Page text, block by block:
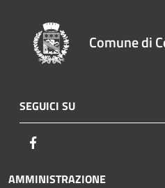
Comune di
SEGUICI SU
AMMINISTRAZIONE